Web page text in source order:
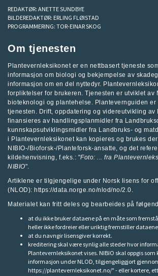
REDAKTØR: ANETTE SUNDBYE
BILDEREDAKTØR: ERLING FLØISTAD
PROGRAMMERING: TOR-EINAR SKOG
Om tjenesten
Plantevernleksikonet er en nettbasert tjeneste
informasjon om biologi og bekjempelse av
informasjon om en del nyttedyr.
forpliktelser for brukeren. Tjenesten er utviklet av
bioteknologi og plantehelse . Plantevernguiden er
tjenesten. Drift, oppdatering og videreutvikling av
finansieres av handlingsplanmidler fra
kunnskapsutviklingsmidler fra Landbruks- og
i Plantevernleksikonet kan kopieres og brukes
NIBIO-/Bioforsk-/Planteforsk-ansatte, og det
kildehenvisning, f.eks.: "Foto: ... fra
NIBIO".
Artiklene er tilgjengelige under Norsk lisens for
(NLOD): https://data.norge.no/nlod/no/2.0.
Materialet kan fritt deles og bearbeides på
at du ikke bruker dataene på en måte som
heller ikke fordreier eller uriktig fremstiller
at du navngir lisensgiver korrekt.
kreditering skal være synlig alle steder hvor
Plantevernleksikonet vises. NIBIO skal oppgis
informasjon under NLOD, tilgjengeliggjort
https://plantevernleksikonet.no/" - eller kortere,